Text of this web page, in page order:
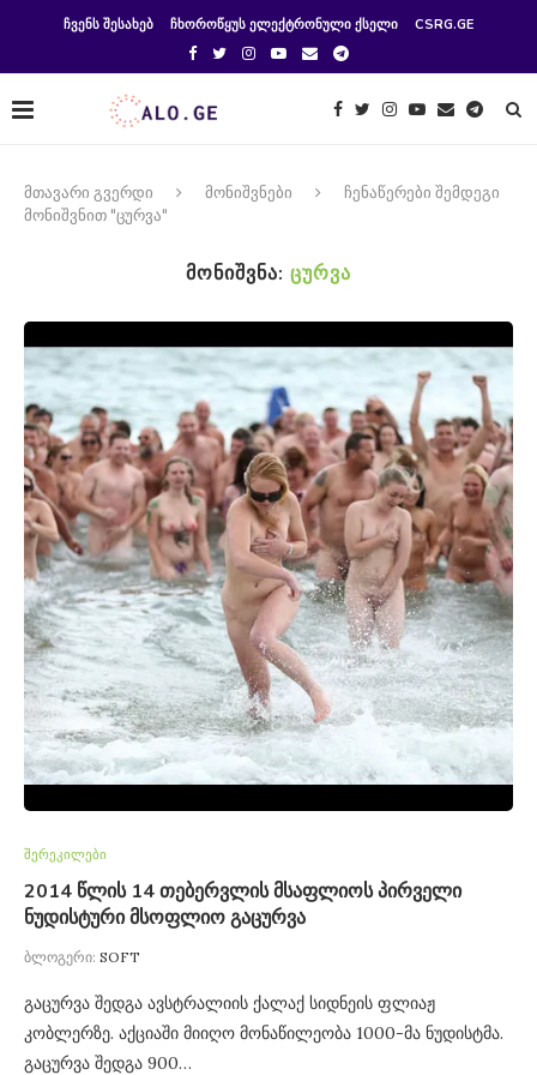
ᲩᲕᲔᲜᲡ ᲨᲔᲡᲐᲮᲔᲑ ᲩᲮᲝᲠᲝᲬᲧᲣᲡ ᲔᲚᲔᲥᲢᲠᲝᲜᲣᲚᲘ ᲥᲡᲔᲚᲘ CSRG.GE
მთავარი გვერდი მონიშვნები
ჩენაწერები შემდეგი
მონიშვნით "ცურვა"
ᲛᲝᲜᲘᲨᲕᲜᲐ: ᲪᲣᲠᲕᲐ
შერეკილები
2014 წლის 14 თებერვლის მსაფლიოს პირველი
ნუდისტური მსოფლიო გაცურვა
ბლოგერი: SOFT
გაცურვა შედგა ავსტრალიის ქალაქ სიდნეის ფლიაჟ
კობლერზე. აქციაში მიიღო მონაწილეობა 1000-მა ნუდისტმა.
გაცურვა შედგა 900…